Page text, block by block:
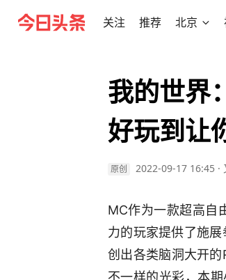
关注 推荐 北京
我的世界
好玩到让
原创 2022-09-17 16:45 ·
MC作为一款超高自
力的玩家提供了施
创出各类脑洞大开的
不一样的光彩，本期